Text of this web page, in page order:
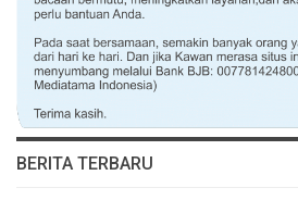
BERITA TERBARU